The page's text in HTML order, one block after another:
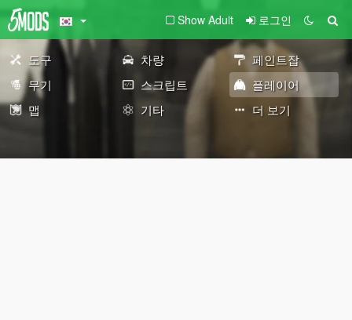
Show Adult 로그인
도구 차량
페인트잡
무기
스크립트
플레이어
맵
기타 더 보기